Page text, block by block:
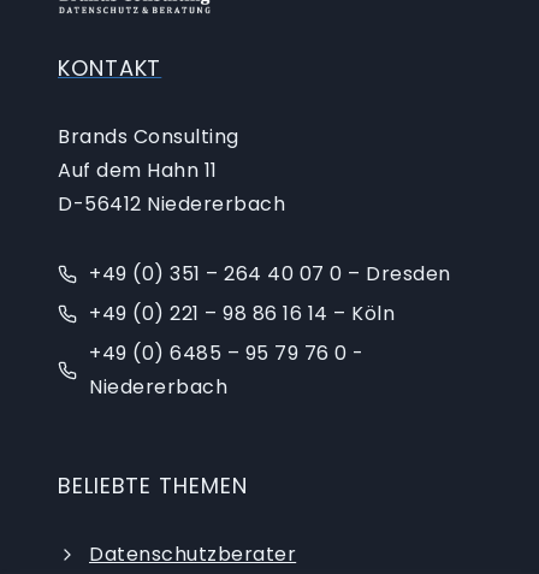
KONTAKT
Brands Consulting
Auf dem Hahn 11
D-56412 Niedererbach
+49 (0) 351 – 264 40 07 0 – Dresden
+49 (0) 221 – 98 86 16 14 – Köln
+49 (0) 6485 – 95 79 76 0 -
Niedererbach
BELIEBTE THEMEN
Datenschutzberater